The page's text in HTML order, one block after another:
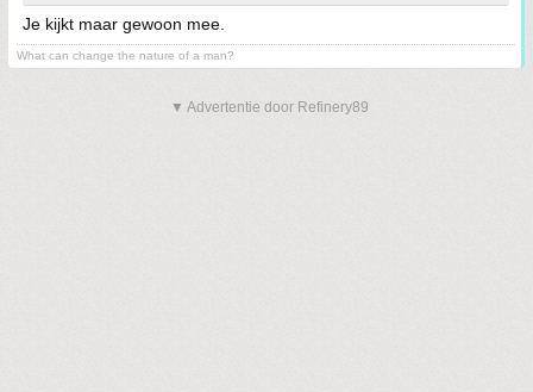
Je kijkt maar gewoon mee.
What can change the nature of a man?
▼ Advertentie door Refinery89